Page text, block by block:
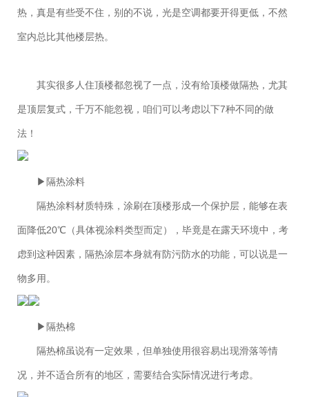
热，真是有些受不住，别的不说，光是空调都要开得更低，不然
室内总比其他楼层热。
其实很多人住顶楼都忽视了一点，没有给顶楼做隔热，尤其
是顶层复式，千万不能忽视，咱们可以考虑以下7种不同的做
法！
▶隔热涂料
隔热涂料材质特殊，涂刷在顶楼形成一个保护层，能够在表
面降低20℃（具体视涂料类型而定），毕竟是在露天环境中，考
虑到这种因素，隔热涂层本身就有防污防水的功能，可以说是一
物多用。
▶隔热棉
隔热棉虽说有一定效果，但单独使用很容易出现滑落等情
况，并不适合所有的地区，需要结合实际情况进行考虑。